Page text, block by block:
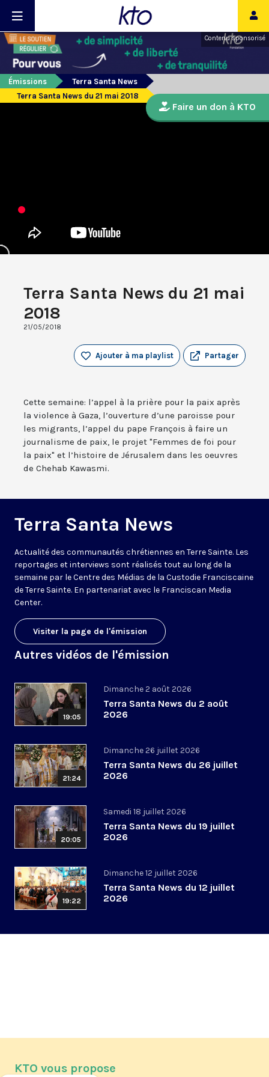
Contenu sponsorisé
Émissions
Terra Santa News
Terra Santa News du 21 mai 2018
Terra Santa News du 21 mai
2018
21/05/2018
Partager
Ajouter à ma playlist
Cette semaine: l’appel à la prière pour la paix après
la violence à Gaza, l’ouverture d’une paroisse pour
les migrants, l’appel du pape François à faire un
journalisme de paix, le projet "Femmes de foi pour
la paix" et l’histoire de Jérusalem dans les oeuvres
de Chehab Kawasmi.
Terra Santa News
Actualité des communautés chrétiennes en Terre Sainte. Les
reportages et interviews sont réalisés tout au long de la
semaine par le Centre des Médias de la Custodie Franciscaine
de Terre Sainte. En partenariat avec le Franciscan Media
Center.
Visiter la page de l'émission
Autres vidéos de l'émission
19:05
Dimanche 2 août 2026
Terra Santa News du 2 août
2026
21:24
Dimanche 26 juillet 2026
Terra Santa News du 26 juillet
2026
20:05
Samedi 18 juillet 2026
Terra Santa News du 19 juillet
2026
19:22
Dimanche 12 juillet 2026
Terra Santa News du 12 juillet
2026
Faire un don à KTO
KTO vous propose